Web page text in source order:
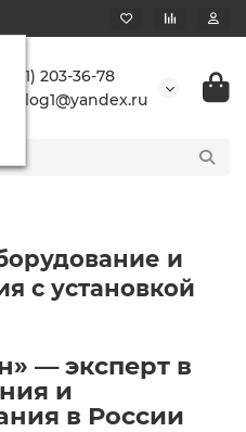
(861) 203-36-78
и
с установкой
— эксперт в
и
в России